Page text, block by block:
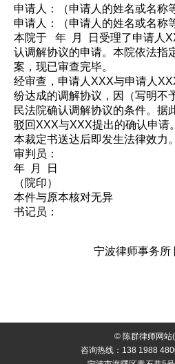
申请人：（申请人的姓名或名称
申请人：（申请人的姓名或名称
本院于 年 月 日受理了申请人
认调解协议的申请。本院依法指
案，现已审查完毕。
经审查，申请人XXX与申请人
纷达成的调解协议，因（写明不
民法院确认调解协议的条件。据
驳回XXX与XXX提出的确认申请。
本裁定书送达后即发生法律效力。
审判员：
年 月 日
（院印）
本件与原本核对无异
书记员：
宁波律师事务所 陈
© 陈群律师网站
咨询热线：138 1988